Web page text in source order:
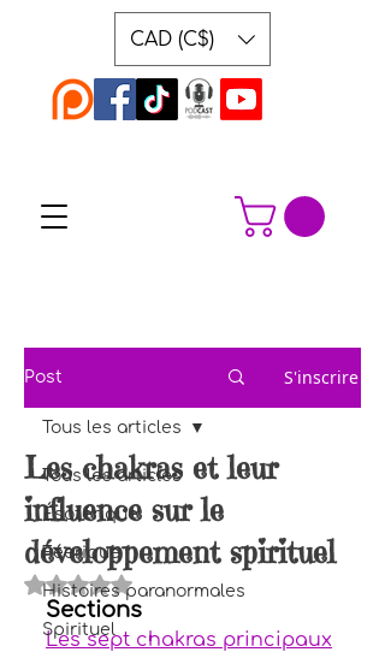
CAD (C$)
Post S'inscrire
Tous les articles
Ésotérique
Féerique
Histoires paranormales
Spirituel
Tous les articles
Les chakras et leur
influence sur le
développement spirituel
Noté NaN étoiles sur 5.
Sections
Les sept chakras principaux